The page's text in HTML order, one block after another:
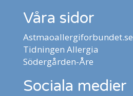
Våra sidor
Astmaoallergiforbundet.se
Tidningen Allergia
Södergården-Åre
Sociala medier